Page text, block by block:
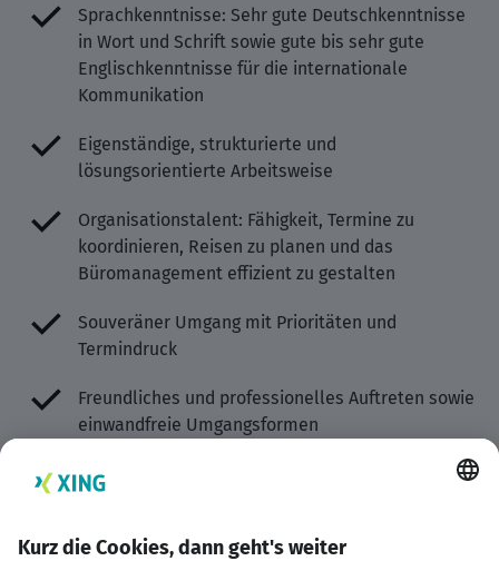
Sprachkenntnisse: Sehr gute Deutschkenntnisse
in Wort und Schrift sowie gute bis sehr gute
Englischkenntnisse für die internationale
Kommunikation
Eigenständige, strukturierte und
lösungsorientierte Arbeitsweise
Organisationstalent: Fähigkeit, Termine zu
koordinieren, Reisen zu planen und das
Büromanagement effizient zu gestalten
Souveräner Umgang mit Prioritäten und
Termindruck
Freundliches und professionelles Auftreten sowie
einwandfreie Umgangsformen
Hohes Maß an Vertrauenswürdigkeit und
Schnelle Anpassung an wechselnde